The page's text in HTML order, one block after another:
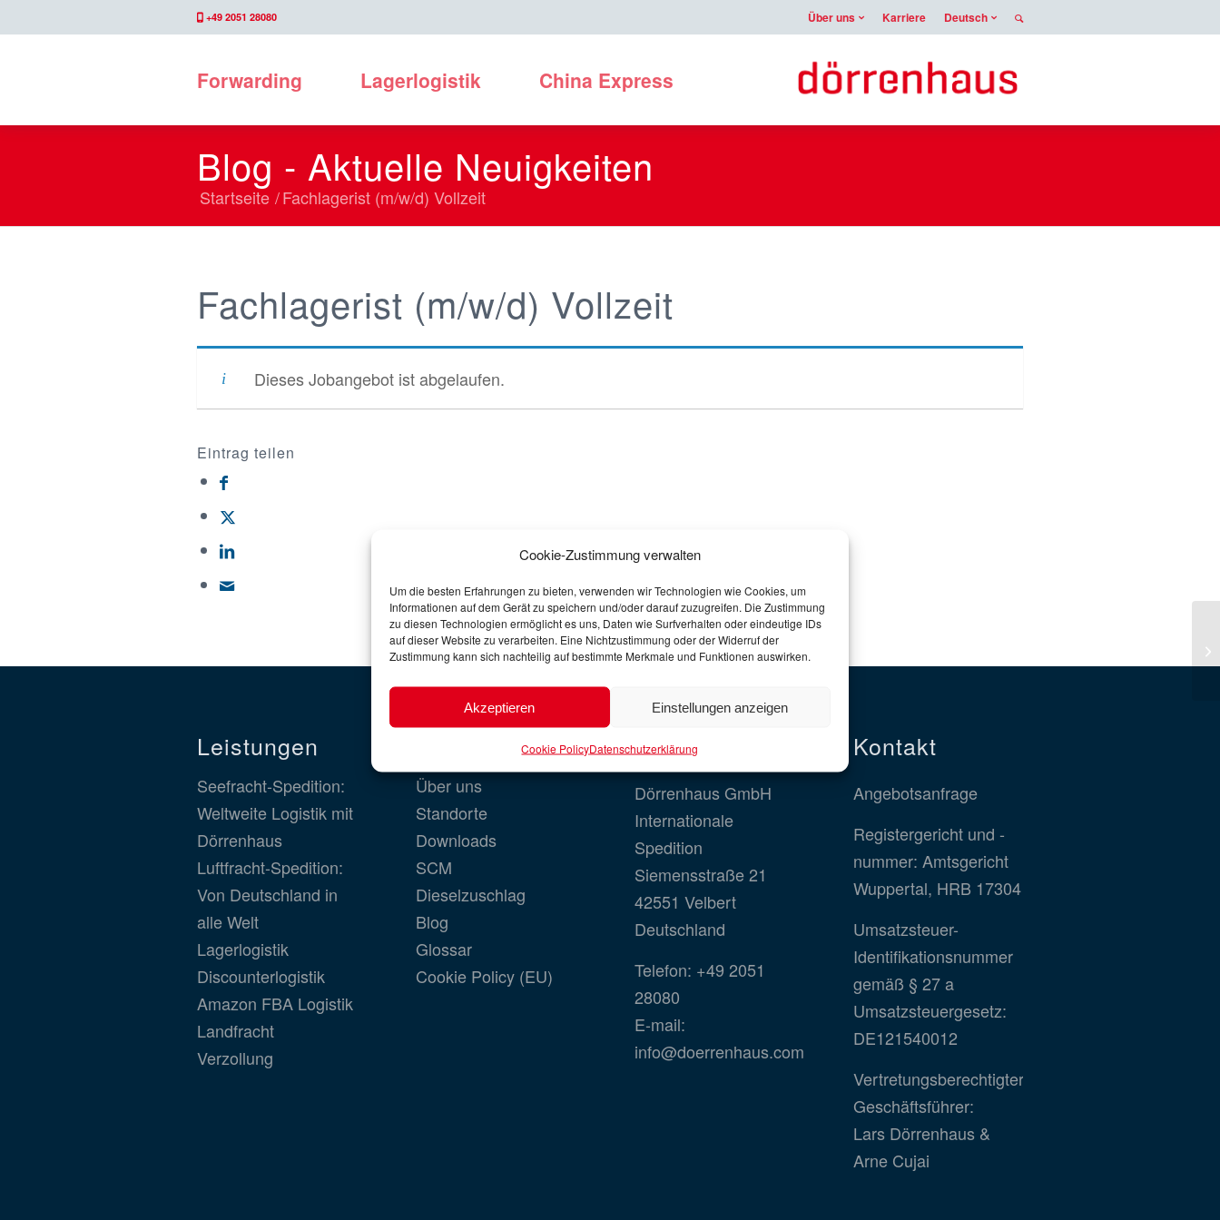
Cookie-Zustimmung verwalten
Um die besten Erfahrungen zu bieten, verwenden wir Technologien wie Cookies, um
Informationen auf dem Gerät zu speichern und/oder darauf zuzugreifen. Die Zustimmung
zu diesen Technologien ermöglicht es uns, Daten wie Surfverhalten oder eindeutige IDs
auf dieser Website zu verarbeiten. Eine Nichtzustimmung oder der Widerruf der
Zustimmung kann sich nachteilig auf bestimmte Merkmale und Funktionen auswirken.
Akzeptieren Einstellungen anzeigen
Cookie PolicyDatenschutzerklärung
Über uns Karriere Deutsch
+49 2051 28080
Forwarding Lagerlogistik China Express
Blog - Aktuelle Neuigkeiten
Startseite /Fachlagerist (m/w/d) Vollzeit
Fachlagerist (m/w/d) Vollzeit
Dieses Jobangebot ist abgelaufen.
Eintrag teilen
Leistungen
Seefracht-Spedition:
Weltweite Logistik mit
Dörrenhaus
Luftfracht-Spedition:
Von Deutschland in
alle Welt
Lagerlogistik
Discounterlogistik
Amazon FBA Logistik
Landfracht
Verzollung
Dörrenhaus
Über uns
Standorte
Downloads
SCM
Dieselzuschlag
Blog
Glossar
Cookie Policy (EU)
Adresse
Dörrenhaus GmbH
Internationale
Spedition
Siemensstraße 21
42551 Velbert
Deutschland
Telefon: +49 2051
28080
E-mail:
info@doerrenhaus.com
Kontakt
Angebotsanfrage
Registergericht und -
nummer: Amtsgericht
Wuppertal, HRB 17304
Umsatzsteuer-
Identifikationsnummer
gemäß § 27 a
Umsatzsteuergesetz:
DE121540012
Vertretungsberechtigter
Geschäftsführer:
Lars Dörrenhaus &
Arne Cujai